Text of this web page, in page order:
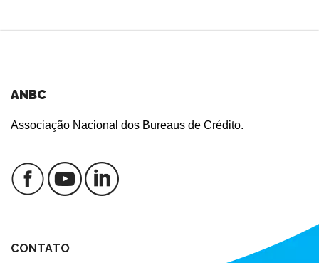
ANBC
Associação Nacional dos Bureaus de Crédito.
CONTATO